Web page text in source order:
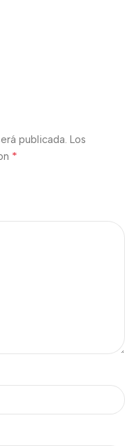
publicada. Los
*